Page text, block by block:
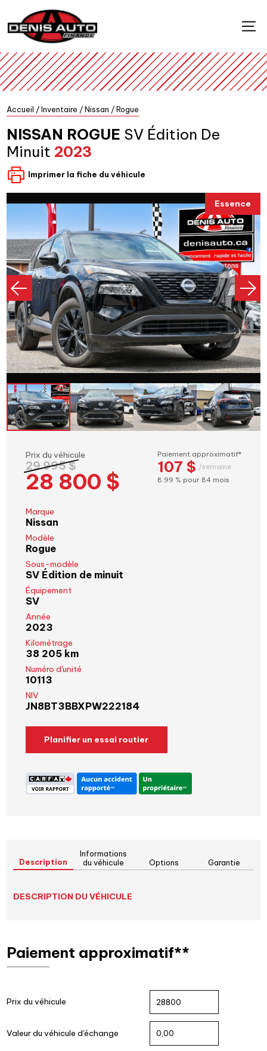
Accueil / Inventaire / Nissan / Rogue
NISSAN ROGUE SV Édition De
Minuit 2023
Imprimer la fiche du véhicule
Essence
Prix du véhicule
29 995 $
28 800 $
Paiement approximatif*
107 $ /semaine
8.99 % pour 84 mois
Marque
Nissan
Modèle
Rogue
Sous-modèle
SV Édition de minuit
Équipement
SV
Année
2023
Kilométrage
38 205 km
Numéro d'unité
10113
NIV
JN8BT3BBXPW222184
Planifier un essai routier
Description
Informations
du véhicule
Options Garantie
DESCRIPTION DU VÉHICULE
Paiement approximatif**
Prix du véhicule
Valeur du véhicule d'échange